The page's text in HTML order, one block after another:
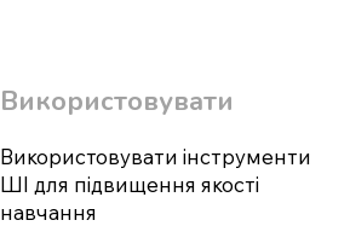
Використовувати
Використовувати інструменти
ШІ для підвищення якості
навчання